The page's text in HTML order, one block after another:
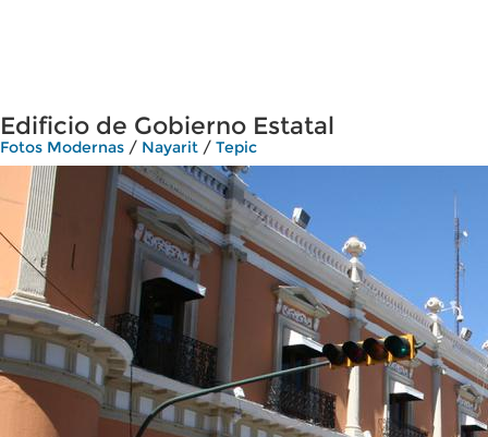
Edificio de Gobierno Estatal
Fotos Modernas / Nayarit / Tepic